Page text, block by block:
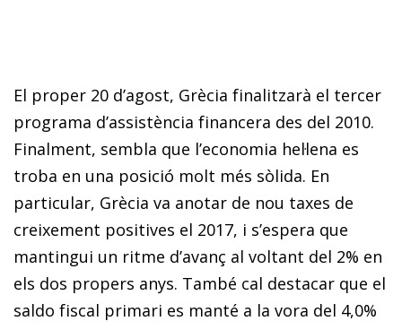
El proper 20 d’agost, Grècia finalitzarà el tercer
programa d’assistència financera des del 2010.
Finalment, sembla que l’economia hel·lena es
troba en una posició molt més sòlida. En
particular, Grècia va anotar de nou taxes de
creixement positives el 2017, i s’espera que
mantingui un ritme d’avanç al voltant del 2% en
els dos propers anys. També cal destacar que el
saldo fiscal primari es manté a la vora del 4,0%